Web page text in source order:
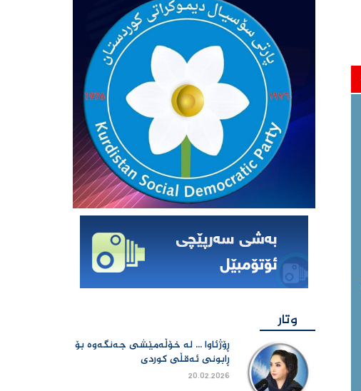
وتار
ڕۆژئاوا ... لە خۆڵەمێشی جەنگەوە بۆ
ڕابونی ئەقڵی کوردی
20.02.2026